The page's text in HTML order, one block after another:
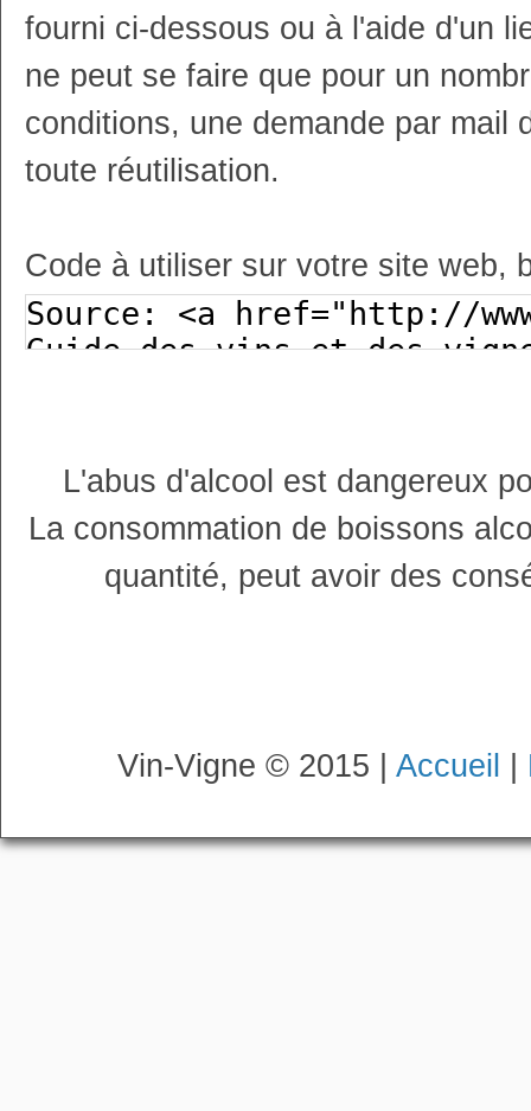
fourni ci-dessous ou à l'aide d'un
ne peut se faire que pour un
conditions, une demande par mail
toute réutilisation.
Code à utiliser sur votre site web,
L'abus d'alcool est dangereux
La consommation de boissons
quantité, peut avoir des
Vin-Vigne © 2015 | Accueil